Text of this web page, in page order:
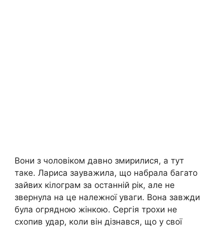
Вони з чоловіком давно змирилися, а тут
таке. Лариса зауважила, що набрала багато
зайвих кілограм за останній рік, але не
звернула на це належної уваги. Вона завжди
була огрядною жінкою. Сергія трохи не
схопив удар, коли він дізнався, що у свої